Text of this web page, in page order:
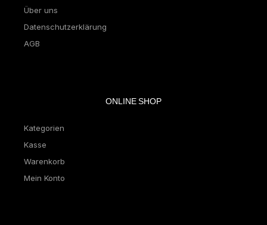
Über uns
Datenschutzerklärung
AGB
ONLINE SHOP
Kategorien
Kasse
Warenkorb
Mein Konto